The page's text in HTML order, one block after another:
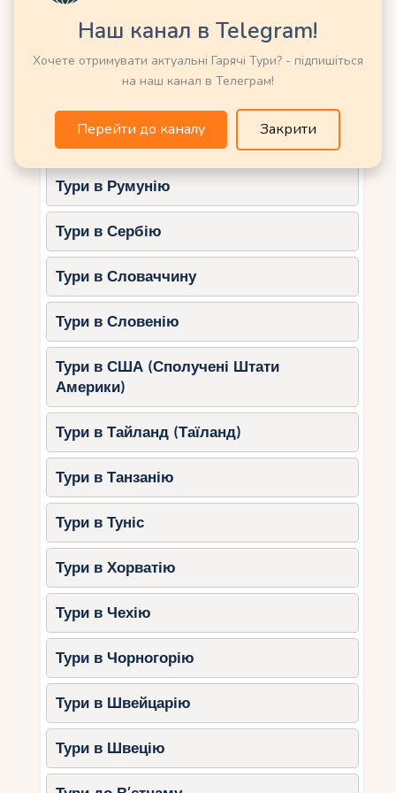
Кап-Кана: розкіш для
особливого дня
Кап-Кана – елітний район з приватними
пляжами та віллами. Це вибір для тих, хто хоче
додати шику та приватності у своє весілля.
Чому Кап-Кана
Самотність: Приватні локації без
натовпів туристів.
Сервіс: Високий рівень у готелях та
ресторанах.
Ідеально для фотосесій.
Санто-Домінго: історія та
культура
Столиця Домінікани пропонує весілля із
історичним шармом. Колоніальний район із
церквами та старовинними вуличками –
відмінний вибір для вінчання або фотосесії.
Ідеї ​​для Санто-Домінго
Церемонія в Кафедральному соборі
Санта-Марія-ла-Менор.
Прогулянка Zona Colonial після
весілля.
Організація весілля:
покроковий план для
українців
Організувати весілля у Домінікані для українців
нескладно, якщо знати основні кроки. Ось що
Тури в Німеччину
Тури в ОАЕ (Емірати)
Тури в Румунію
Тури в Сербію
Тури в Словаччину
Тури в Словенію
Тури в США (Сполучені Штати
Америки)
Тури в Тайланд (Таїланд)
Тури в Танзанію
Тури в Туніс
Тури в Хорватію
Тури в Чехію
Тури в Чорногорію
Тури в Швейцарію
Тури в Швецію
Наш канал в Telegram!
Хочете отримувати актуальні Гарячі Тури? - підпишіться
на наш канал в Телеграм!
Перейти до каналу Закрити